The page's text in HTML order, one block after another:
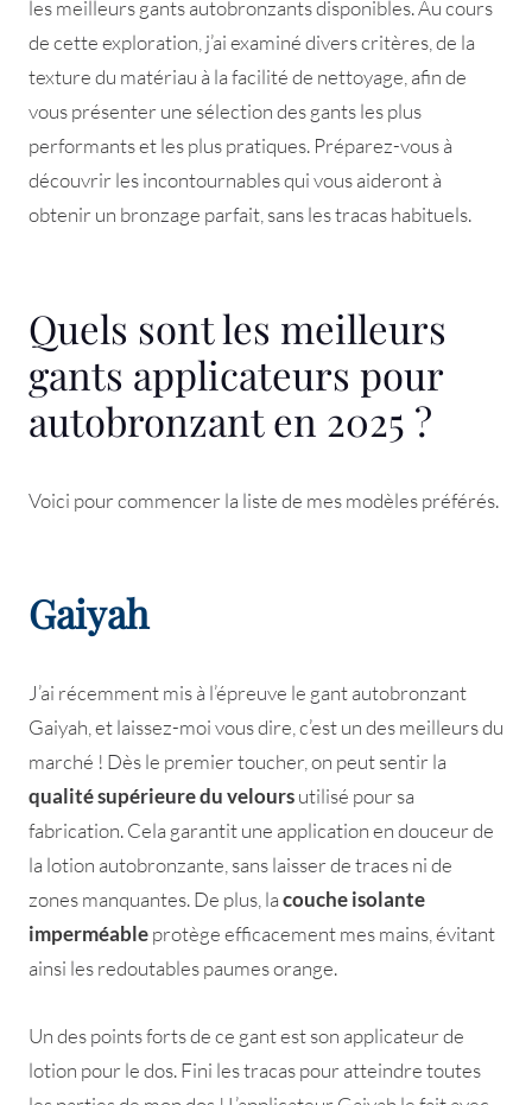
les meilleurs gants autobronzants disponibles. Au cours
de cette exploration, j’ai examiné divers critères, de la
texture du matériau à la facilité de nettoyage, afin de
vous présenter une sélection des gants les plus
performants et les plus pratiques. Préparez-vous à
découvrir les incontournables qui vous aideront à
obtenir un bronzage parfait, sans les tracas habituels.
Quels sont les meilleurs
gants applicateurs pour
autobronzant en 2025 ?
Voici pour commencer la liste de mes modèles préférés.
Gaiyah
J’ai récemment mis à l’épreuve le gant autobronzant
Gaiyah, et laissez-moi vous dire, c’est un des meilleurs du
marché ! Dès le premier toucher, on peut sentir la
qualité supérieure du veloursutilisé pour sa
fabrication. Cela garantit une application en douceur de
la lotion autobronzante, sans laisser de traces ni de
zones manquantes. De plus, lacouche isolante
imperméableprotège efficacement mes mains, évitant
ainsi les redoutables paumes orange.
Un des points forts de ce gant est son applicateur de
lotion pour le dos. Fini les tracas pour atteindre toutes